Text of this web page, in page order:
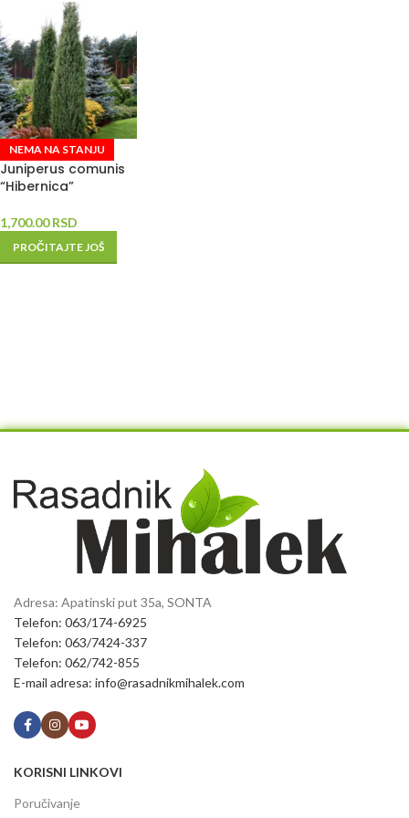
NEMA NA STANJU
Juniperus comunis
“Hibernica”
1,700.00RSD
PROČITAJTE JOŠ
Adresa: Apatinski put 35a, SONTA
Telefon: 063/174-6925
Telefon: 063/7424-337
Telefon: 062/742-855
E-mail adresa: info@rasadnikmihalek.com
KORISNI LINKOVI
Poručivanje